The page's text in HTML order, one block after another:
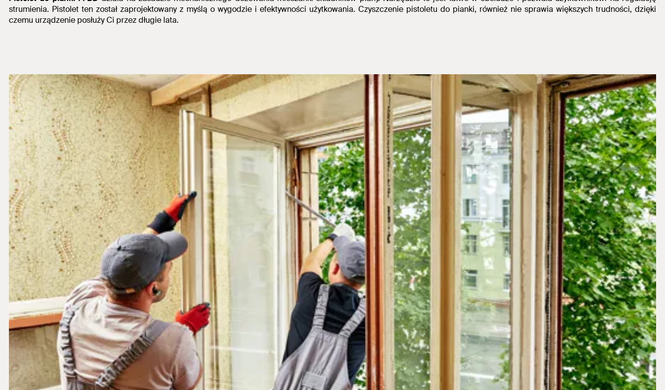
strumienia. Pistolet ten został zaprojektowany z myślą o wygodzie i efektywności użytkowania. Czyszczenie pistoletu do pianki, również nie sprawia większych trudności, dzięki
czemu urządzenie posłuży Ci przez długie lata.